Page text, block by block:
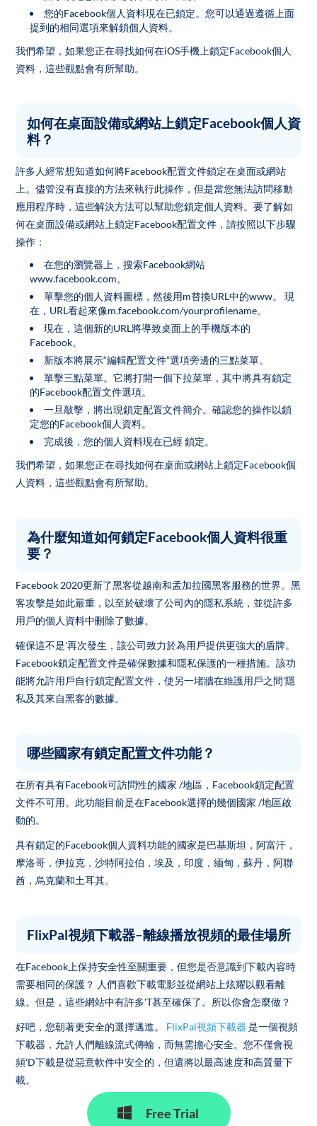
您的Facebook個人資料現在已鎖定。您可以通過遵循上面
提到的相同選項來解鎖個人資料。
我們希望，如果您正在尋找如何在iOS手機上鎖定Facebook個人
資料，這些觀點會有所幫助。
如何在桌面設備或網站上鎖定Facebook個人資
料？
許多人經常想知道如何將Facebook配置文件鎖定在桌面或網站
上。儘管沒有直接的方法來執行此操作，但是當您無法訪問移動
應用程序時，這些解決方法可以幫助您鎖定個人資料。要了解如
何在桌面設備或網站上鎖定Facebook配置文件，請按照以下步驟
操作：
在您的瀏覽器上，搜索Facebook網站
www.facebook.com。
單擊您的個人資料圖標，然後用m替換URL中的www。 現
在，URL看起來像m.facebook.com/yourprofilename。
現在，這個新的URL將導致桌面上的手機版本的
Facebook。
新版本將展示“編輯配置文件”選項旁邊的三點菜單。
單擊三點菜單。它將打開一個下拉菜單，其中將具有鎖定
的Facebook配置文件選項。
一旦敲擊，將出現鎖定配置文件簡介。確認您的操作以鎖
定您的Facebook個人資料。
完成後，您的個人資料現在已經 鎖定。
我們希望，如果您正在尋找如何在桌面或網站上鎖定Facebook個
人資料，這些觀點會有所幫助。
為什麼知道如何鎖定Facebook個人資料很重
要？
Facebook 2020更新了黑客從越南和孟加拉國黑客服務的世界。黑
客攻擊是如此嚴重，以至於破壞了公司內的隱私系統，並從許多
用戶的個人資料中刪除了數據。
確保這不是'再次發生，該公司致力於為用戶提供更強大的盾牌。
Facebook鎖定配置文件是確保數據和隱私保護的一種措施。該功
能將允許用戶自行鎖定配置文件，使另一堵牆在維護用戶之間'隱
私及其來自黑客的數據。
哪些國家有鎖定配置文件功能？
在所有具有Facebook可訪問性的國家 /地區，Facebook鎖定配置
文件不可用。此功能目前是在Facebook選擇的幾個國家 /地區啟
動的。
具有鎖定的Facebook個人資料功能的國家是巴基斯坦，阿富汗，
摩洛哥，伊拉克，沙特阿拉伯，埃及，印度，緬甸，蘇丹，阿聯
酋，烏克蘭和土耳其。
FlixPal視頻下載器–離線播放視頻的最佳場所
在Facebook上保持安全性至關重要，但您是否意識到下載內容時
需要相同的保護？ 人們喜歡下載電影並從網站上炫耀以觀看離
線。但是，這些網站中有許多'T甚至確保了。所以你會怎麼做？
好吧，您朝著更安全的選擇邁進。 FlixPal視頻下載器是一個視頻
下載器，允許人們離線流式傳輸，而無需擔心安全。您不僅會視
頻'D下載是從惡意軟件中安全的，但還將以最高速度和高質量下
載。
Free Trial